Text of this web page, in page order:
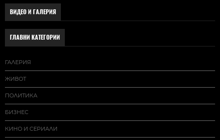
ВИДЕО И ГАЛЕРИЯ
ГЛАВНИ КАТЕГОРИИ
ГАЛЕРИЯ
ЖИВОТ
ПОЛИТИКА
БИЗНЕС
КИНО И СЕРИАЛИ